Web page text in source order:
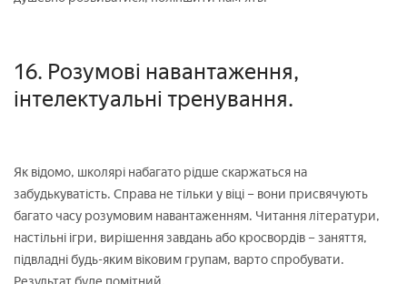
16. Розумові навантаження,
інтелектуальні тренування.
Як відомо, школярі набагато рідше скаржаться на
забудькуватість. Справа не тільки у віці – вони присвячують
багато часу розумовим навантаженням. Читання літератури,
настільні ігри, вирішення завдань або кросвордів – заняття,
підвладні будь-яким віковим групам, варто спробувати.